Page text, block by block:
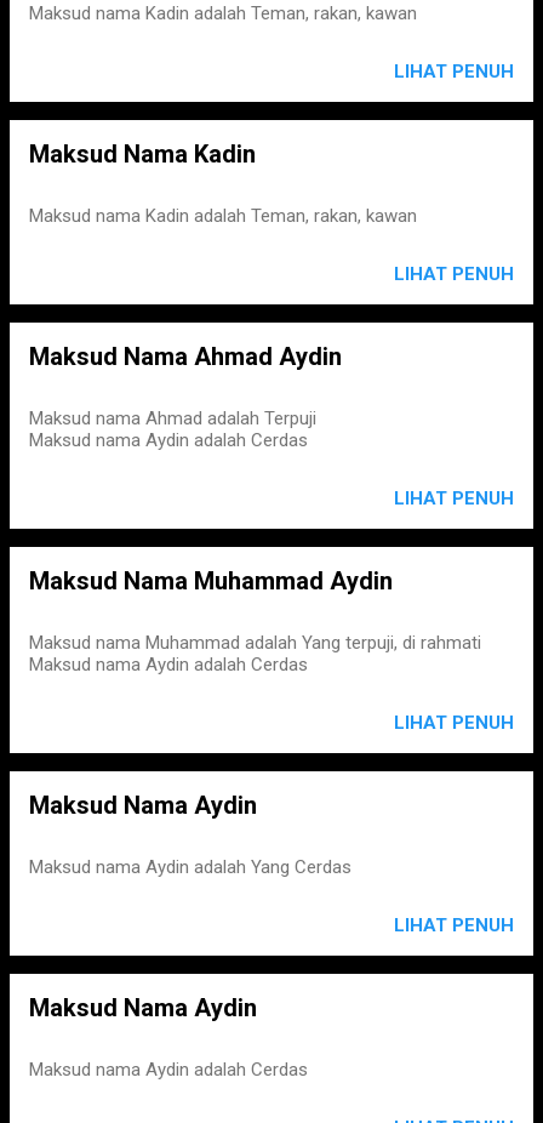
Maksud nama Kadin adalah Teman, rakan, kawan
LIHAT PENUH
Maksud Nama Kadin
Maksud nama Kadin adalah Teman, rakan, kawan
LIHAT PENUH
Maksud Nama Ahmad Aydin
Maksud nama Ahmad adalah Terpuji
Maksud nama Aydin adalah Cerdas
LIHAT PENUH
Maksud Nama Muhammad Aydin
Maksud nama Muhammad adalah Yang terpuji, di rahmati
Maksud nama Aydin adalah Cerdas
LIHAT PENUH
Maksud Nama Aydin
Maksud nama Aydin adalah Yang Cerdas
LIHAT PENUH
Maksud Nama Aydin
Maksud nama Aydin adalah Cerdas